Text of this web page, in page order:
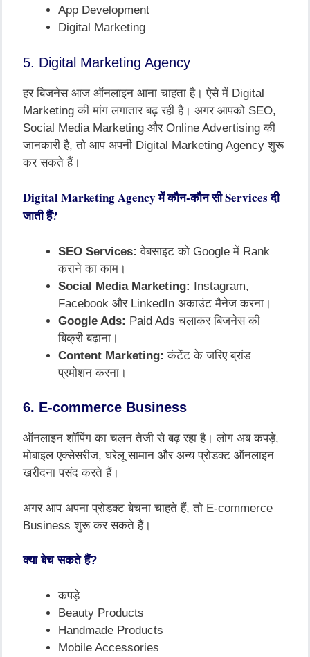
App Development
Digital Marketing
5. Digital Marketing Agency
हर बिजनेस आज ऑनलाइन आना चाहता है। ऐसे में Digital
Marketing की मांग लगातार बढ़ रही है। अगर आपको SEO,
Social Media Marketing और Online Advertising की
जानकारी है, तो आप अपनी Digital Marketing Agency शुरू
कर सकते हैं।
Digital Marketing Agency में कौन-कौन सी Services दी
जाती हैं?
SEO Services: वेबसाइट को Google में Rank
कराने का काम।
Social Media Marketing: Instagram,
Facebook और LinkedIn अकाउंट मैनेज करना।
Google Ads: Paid Ads चलाकर बिजनेस की
बिक्री बढ़ाना।
Content Marketing: कंटेंट के जरिए ब्रांड
प्रमोशन करना।
6. E-commerce Business
ऑनलाइन शॉपिंग का चलन तेजी से बढ़ रहा है। लोग अब कपड़े,
मोबाइल एक्सेसरीज, घरेलू सामान और अन्य प्रोडक्ट ऑनलाइन
खरीदना पसंद करते हैं।
अगर आप अपना प्रोडक्ट बेचना चाहते हैं, तो E-commerce
Business शुरू कर सकते हैं।
क्या बेच सकते हैं?
कपड़े
Beauty Products
Handmade Products
Mobile Accessories